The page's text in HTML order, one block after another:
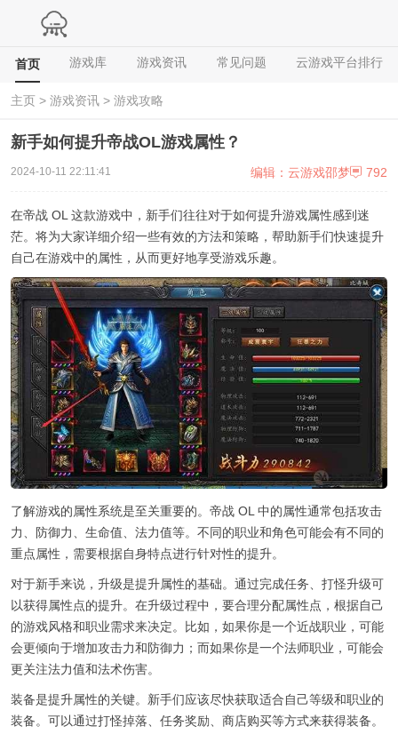
首页 游戏库 游戏资讯 常见问题 云游戏平台排行
主页 > 游戏资讯 > 游戏攻略
新手如何提升帝战OL游戏属性？
2024-10-11 22:11:41 编辑：云游戏邵梦 792
在帝战 OL 这款游戏中，新手们往往对于如何提升游戏属性感到迷
茫。将为大家详细介绍一些有效的方法和策略，帮助新手们快速提升
自己在游戏中的属性，从而更好地享受游戏乐趣。
了解游戏的属性系统是至关重要的。帝战 OL 中的属性通常包括攻击
力、防御力、生命值、法力值等。不同的职业和角色可能会有不同的
重点属性，需要根据自身特点进行针对性的提升。
对于新手来说，升级是提升属性的基础。通过完成任务、打怪升级可
以获得属性点的提升。在升级过程中，要合理分配属性点，根据自己
的游戏风格和职业需求来决定。比如，如果你是一个近战职业，可能
会更倾向于增加攻击力和防御力；而如果你是一个法师职业，可能会
更关注法力值和法术伤害。
装备是提升属性的关键。新手们应该尽快获取适合自己等级和职业的
装备。可以通过打怪掉落、任务奖励、商店购买等方式来获得装备。